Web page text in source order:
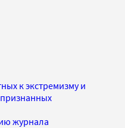
к экстремизму и
журнала